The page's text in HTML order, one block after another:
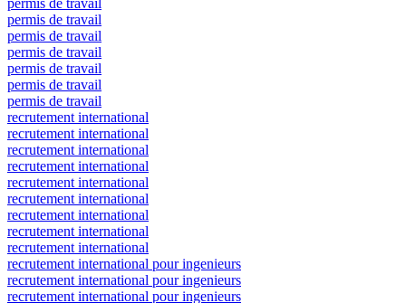
permis de travail
permis de travail
permis de travail
permis de travail
permis de travail
permis de travail
recrutement international
recrutement international
recrutement international
recrutement international
recrutement international
recrutement international
recrutement international
recrutement international
recrutement international
recrutement international pour ingenieurs
recrutement international pour ingenieurs
recrutement international pour ingenieurs